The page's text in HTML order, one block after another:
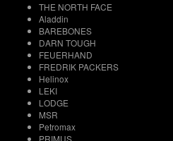
THE NORTH FACE
Aladdin
BAREBONES
DARN TOUGH
FEUERHAND
FREDRIK PACKERS
Helinox
LEKI
LODGE
MSR
Petromax